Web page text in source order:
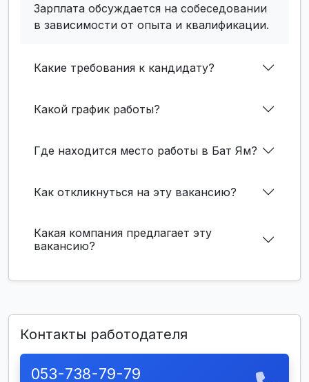
Зарплата обсуждается на собеседовании
в зависимости от опыта и квалификации.
Какие требования к кандидату?
Какой график работы?
Где находится место работы в Бат Ям?
Как откликнуться на эту вакансию?
Какая компания предлагает эту
вакансию?
Контакты работодателя
053-738-79-79